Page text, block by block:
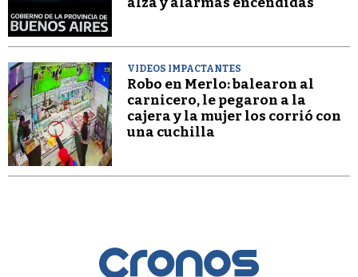
VIDEOS IMPACTANTES
Robo en Merlo: balearon al
carnicero, le pegaron a la
cajera y la mujer los corrió con
una cuchilla